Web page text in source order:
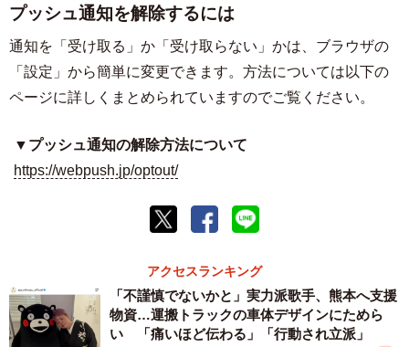
プッシュ通知を解除するには
通知を「受け取る」か「受け取らない」かは、ブラウザの
「設定」から簡単に変更できます。方法については以下の
ページに詳しくまとめられていますのでご覧ください。
▼プッシュ通知の解除方法について
https://webpush.jp/optout/
アクセスランキング
「不謹慎でないかと」実力派歌手、熊本へ支援
物資…運搬トラックの車体デザインにためら
い 「痛いほど伝わる」「行動され立派」